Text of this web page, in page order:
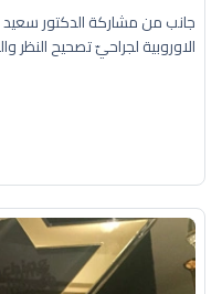
جانب من مشاركة الدكتور
الاوروبية لجراحيّ تصحيح النظر